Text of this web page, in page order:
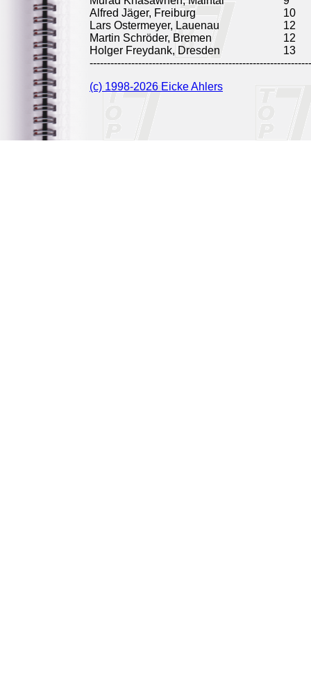
Alfred Jäger, Freiburg
10
Lars Ostermeyer, Lauenau
12
Martin Schröder, Bremen
12
Holger Freydank, Dresden
13
(c) 1998-2026 Eicke Ahlers